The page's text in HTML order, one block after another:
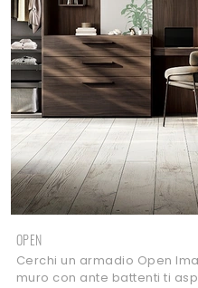
OPEN
Cerchi un armadio Open
muro con ante battenti ti